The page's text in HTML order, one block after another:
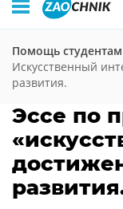
Помощь студентам
Искусственный
развития.
Эссе по